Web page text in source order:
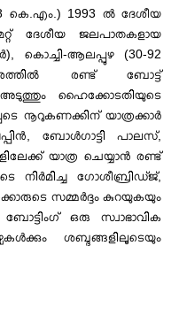
കെ.എം.) 1993 ൽ ദേശീയ
മറ്റ് ദേശീയ ജലപാതകളായ
കൊച്ചി-ആലപ്പുഴ (30-92
രണ്ട് ബോട്ട്
ഹൈക്കോടതിയുടെ
നൂറുകണക്കിന് യാത്രക്കാർ
ബോൾഗാട്ടി പാലസ്,
യാത്ര ചെയ്യാൻ രണ്ട്
നിർമിച്ച ഗോശീബ്രിഡ്ജ്,
സമ്മർദ്ദം കുറയുകയും
ഒരു സ്വാഭാവിക
ശബ്ദങ്ങളിലൂടെയും